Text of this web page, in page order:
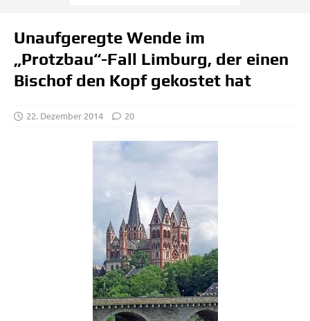
Unaufgeregte Wende im
„Protzbau“-Fall Limburg, der einen
Bischof den Kopf gekostet hat
22. Dezember 2014 20